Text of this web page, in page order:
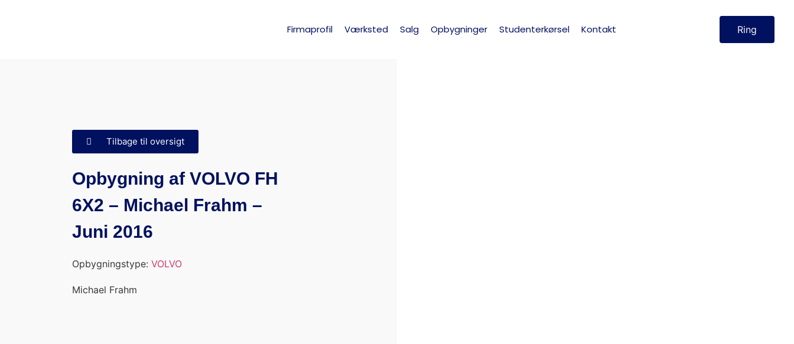
Firmaprofil Værksted Salg Opbygninger Studenterkørsel Kontakt Ring
Tilbage til oversigt
Opbygning af VOLVO FH
6X2 – Michael Frahm –
Juni 2016
Opbygningstype: VOLVO
Michael Frahm